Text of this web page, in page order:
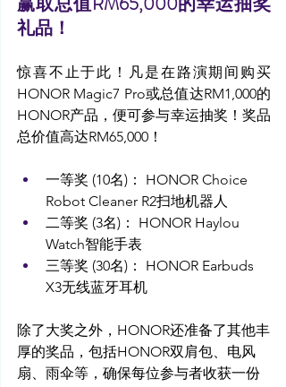
礼品！
惊喜不止于此！凡是在路演期间购买
HONOR Magic7 Pro或总值达RM1,000的
HONOR产品，便可参与幸运抽奖！奖品
总价值高达RM65,000！
一等奖 (10名)： HONOR Choice
Robot Cleaner R2扫地机器人
二等奖 (3名)： HONOR Haylou
Watch智能手表
三等奖 (30名)： HONOR Earbuds
X3无线蓝牙耳机
除了大奖之外，HONOR还准备了其他丰
厚的奖品，包括HONOR双肩包、电风
扇、雨伞等，确保每位参与者收获一份